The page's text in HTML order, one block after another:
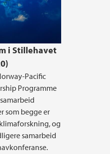
i Stillehavet
Pacific
Programme
som begge er
og
samarbeid